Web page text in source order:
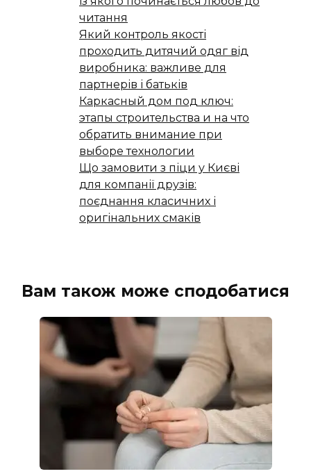
читання
Який контроль якості
проходить дитячий одяг від
виробника: важливе для
партнерів і батьків
Каркасный дом под ключ:
этапы строительства и на что
обратить внимание при
выборе технологии
Що замовити з піци у Києві
для компанії друзів:
поєднання класичних і
оригінальних смаків
Вам також може сподобатися